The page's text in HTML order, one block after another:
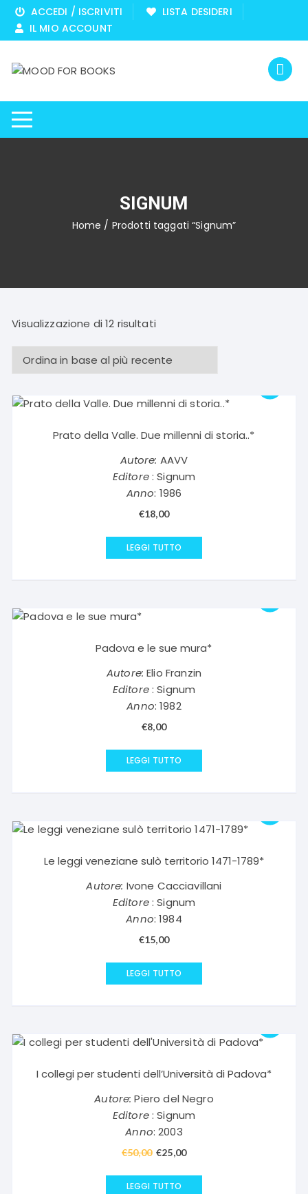
Vai
contenuto
ACCEDI / ISCRIVITI
LISTA DESIDERI
IL MIO ACCOUNT
SIGNUM
Home / Prodotti taggati “Signum”
Visualizzazione di 12 risultatiOrdina
base
al
recente
Prato della Valle. Due millenni di storia..*
Autore: AAVV
Editore: Signum
Anno: 1986
€18,00
LEGGI TUTTO
Padova e le sue mura*
Autore: Elio Franzin
Editore: Signum
Anno: 1982
€8,00
LEGGI TUTTO
Le leggi veneziane sulò territorio 1471-1789*
Autore: Ivone Cacciavillani
Editore: Signum
Anno: 1984
€15,00
LEGGI TUTTO
I collegi per studenti dell’Università di Padova*
Autore: Piero del Negro
Editore: Signum
Anno: 2003
€50,00 Il
originale
€25,00Il
LEGGI TUTTO